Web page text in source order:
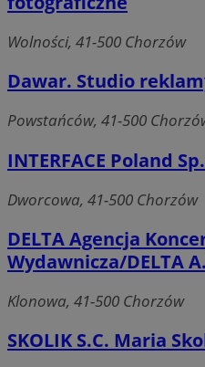
Wolności, 41-500 Chorzów
Dawar. Studio
Powstańców, 41-500
INTERFACE Poland
Dworcowa, 41-500 Chorzów
DELTA Agencja
Wydawnicza/DELTA
Klonowa, 41-500 Chorzów
SKOLIK S.C. Maria